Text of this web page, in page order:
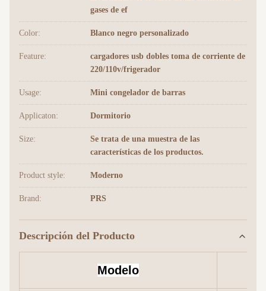
gases de ef
Color: Blanco negro personalizado
Feature:
cargadores usb dobles toma de corriente de
220/110v/frigerador
Usage: Mini congelador de barras
Applicaton: Dormitorio
Size:
Se trata de una muestra de las
características de los productos.
Product style: Moderno
Brand: PRS
Descripción del Producto
Modelo